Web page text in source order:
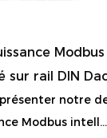
sur rail DIN
notre
Modbus intell...